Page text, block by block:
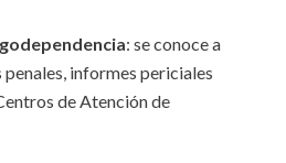
: se conoce a
informes periciales
de Atención de